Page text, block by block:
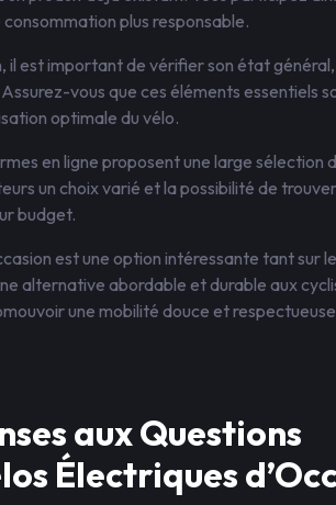
plus responsable.
il est important de vérifier son état
vous que ces éléments essentiels
optimale du vélo.
en ligne proposent une large sélection
un choix varié et la possibilité de
budget.
est une option intéressante tant sur
alternative abordable et durable aux
une mobilité douce et
aux Questions
Électriques